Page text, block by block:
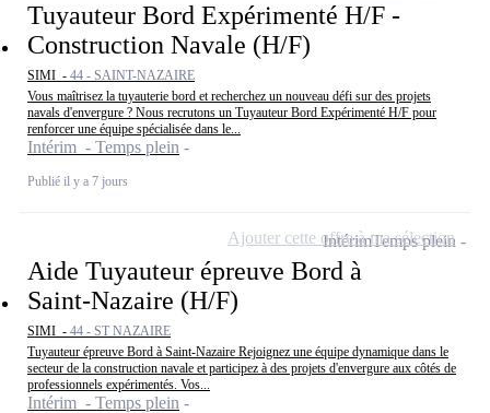
Tuyauteur Bord Expérimenté H/F -
Construction Navale (H/F)
SIMI - 44 - SAINT-NAZAIRE
Vous maîtrisez la tuyauterie bord et recherchez un nouveau défi sur des projets
navals d'envergure ? Nous recrutons un Tuyauteur Bord Expérimenté H/F pour
renforcer une équipe spécialisée dans le...
Intérim - Temps plein
Publié il y a 7 jours
Aide Tuyauteur épreuve Bord à
Saint-Nazaire (H/F)
SIMI - 44 - ST NAZAIRE
Tuyauteur épreuve Bord à Saint-Nazaire Rejoignez une équipe dynamique dans le
secteur de la construction navale et participez à des projets d'envergure aux côtés de
professionnels expérimentés. Vos...
Intérim - Temps plein
IntérimTemps plein
Ajouter cette offre à ma sélection